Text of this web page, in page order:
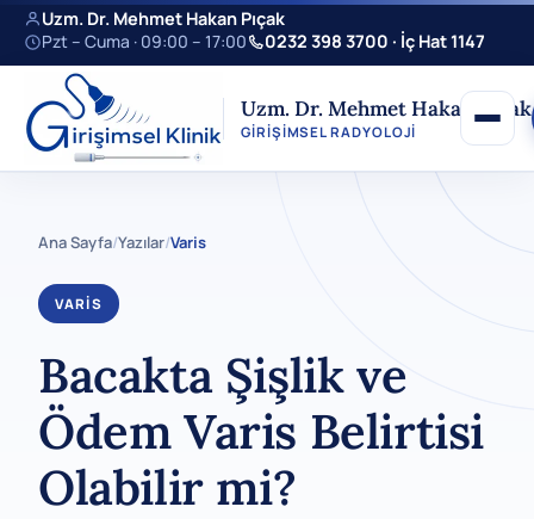
Uzm. Dr. Mehmet Hakan Pıçak
Pzt – Cuma · 09:00 – 17:00
0232 398 3700 · İç Hat 1147
Uzm. Dr. Mehmet Hakan Pıçak
GIRIŞIMSEL RADYOLOJI
Ana Sayfa/Yazılar/Varis
VARIS
Bacakta Şişlik ve
Ödem Varis Belirtisi
Olabilir mi?